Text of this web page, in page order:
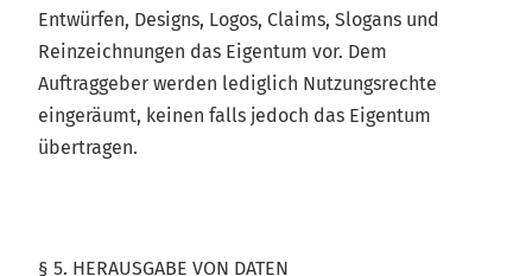
Entwürfen, Designs, Logos, Claims, Slogans und
Reinzeichnungen das Eigentum vor. Dem
Auftraggeber werden lediglich Nutzungsrechte
eingeräumt, keinen falls jedoch das Eigentum
übertragen.
§ 5. HERAUSGABE VON DATEN